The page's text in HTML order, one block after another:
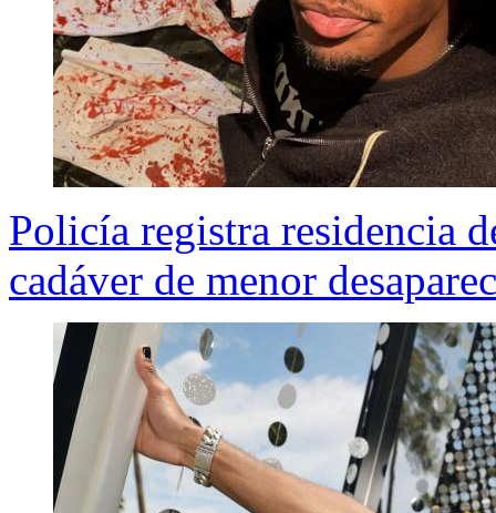
Policía registra residencia
cadáver de menor